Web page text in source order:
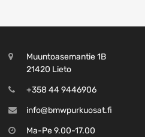
Muuntoasemantie 1B
21420 Lieto
+358 44 9446906
info@bmwpurkuosat.fi
Ma-Pe 9.00-17.00